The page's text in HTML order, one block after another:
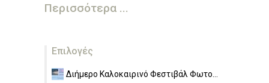
Περισσότερα ...
Επιλογές
Διήμερο Καλοκαιρινό Φεστιβάλ Φωτο...